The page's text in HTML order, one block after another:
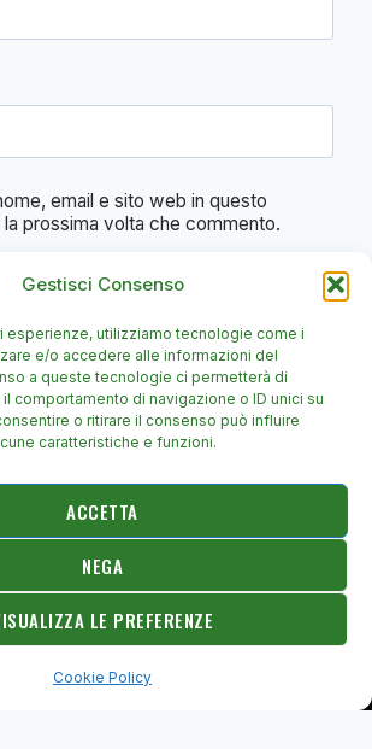
Gestisci Consenso
esperienze, utilizziamo tecnologie come i
e/o accedere alle informazioni del
a queste tecnologie ci permetterà di
comportamento di navigazione o ID unici su
o ritirare il consenso può influire
caratteristiche e funzioni.
ACCETTA
NEGA
LE PREFERENZE
Cookie Policy
email e sito web in questo
prossima volta che commento.
- Tema WordPress di
Kadence WP